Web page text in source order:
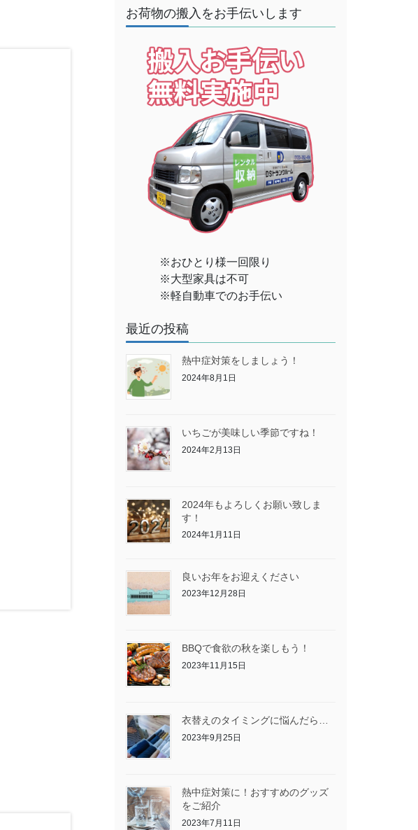
お荷物の搬入をお手伝いします
※おひとり様一回限り
※大型家具は不可
※軽自動車でのお手伝い
最近の投稿
熱中症対策をしましょう！
2024年8月1日
いちごが美味しい季節ですね！
2024年2月13日
2024年もよろしくお願い致しま
す！
2024年1月11日
良いお年をお迎えください
2023年12月28日
BBQで食欲の秋を楽しもう！
2023年11月15日
衣替えのタイミングに悩んだら…
2023年9月25日
熱中症対策に！おすすめのグッズ
をご紹介
2023年7月11日